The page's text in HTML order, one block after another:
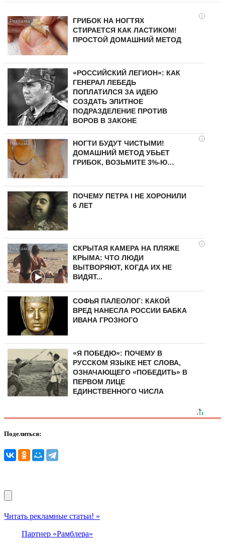
i
ГРИБОК НА НОГТЯХ
СТИРАЕТСЯ КАК ЛАСТИКОМ!
ПРОСТОЙ ДОМАШНИЙ МЕТОД
«РОССИЙСКИЙ ЛЕГИОН»: КАК
ГЕНЕРАЛ ЛЕБЕДЬ
ПОПЛАТИЛСЯ ЗА ИДЕЮ
СОЗДАТЬ ЭЛИТНОЕ
ПОДРАЗДЕЛЕНИЕ ПРОТИВ
ВОРОВ В ЗАКОНЕ
i
НОГТИ БУДУТ ЧИСТЫМИ!
ДОМАШНИЙ МЕТОД УБЬЕТ
ГРИБОК, ВОЗЬМИТЕ 3%-Ю…
ПОЧЕМУ ПЕТРА I НЕ ХОРОНИЛИ
6 ЛЕТ
i
СКРЫТАЯ КАМЕРА НА ПЛЯЖЕ
КРЫМА: ЧТО ЛЮДИ
ВЫТВОРЯЮТ, КОГДА ИХ НЕ
ВИДЯТ...
СОФЬЯ ПАЛЕОЛОГ: КАКОЙ
ВРЕД НАНЕСЛА РОССИИ БАБКА
ИВАНА ГРОЗНОГО
«Я ПОБЕДЮ»: ПОЧЕМУ В
РУССКОМ ЯЗЫКЕ НЕТ СЛОВА,
ОЗНАЧАЮЩЕГО «ПОБЕДИТЬ» В
ПЕРВОМ ЛИЦЕ
ЕДИНСТВЕННОГО ЧИСЛА
Поделиться:
Читать рекламные статьи! »
Партнер «Рамблера»